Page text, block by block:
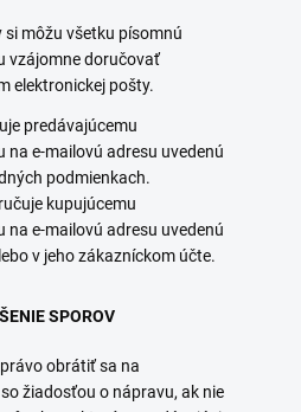
si môžu všetku písomnú
vzájomne doručovať
elektronickej pošty.
predávajúcemu
na e-mailovú adresu uvedenú
podmienkach.
kupujúcemu
na e-mailovú adresu uvedenú
v jeho zákazníckom účte.
SPOROV
obrátiť sa na
žiadosťou o nápravu, ak nie